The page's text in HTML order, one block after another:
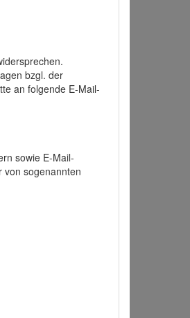
bzgl. der
an folgende E-Mail-
sowie E-Mail-
von sogenannten